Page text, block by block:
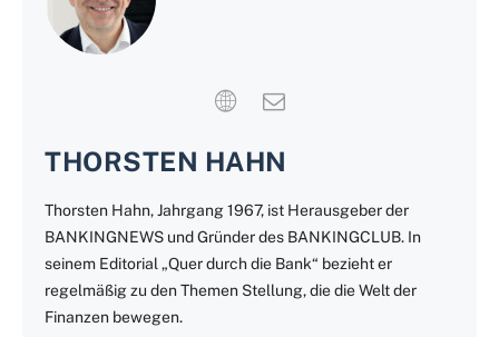
THORSTEN HAHN
Thorsten Hahn, Jahrgang 1967, ist Herausgeber der
BANKINGNEWS und Gründer des BANKINGCLUB. In
seinem Editorial „Quer durch die Bank“ bezieht er
regelmäßig zu den Themen Stellung, die die Welt der
Finanzen bewegen.